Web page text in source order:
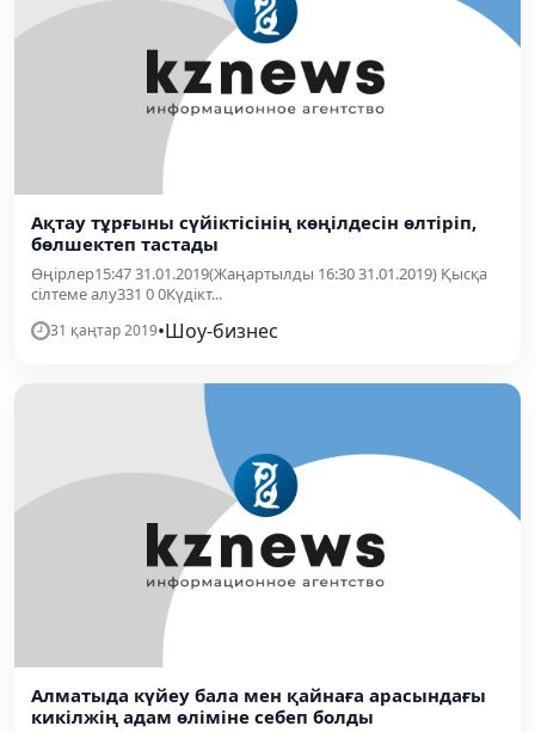
Ақтау тұрғыны сүйіктісінің көңілдесін өлтіріп,
бөлшектеп тастады
Өңірлер15:47 31.01.2019(Жаңартылды 16:30 31.01.2019) Қысқа
сілтеме алу331 0 0Күдікт...
31 қаңтар 2019•Шоу-бизнес
Алматыда күйеу бала мен қайнаға арасындағы
кикілжің адам өліміне себеп болды